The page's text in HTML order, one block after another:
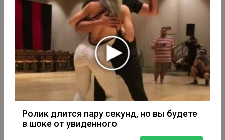
Ролик длится пару секунд, но вы будете
в шоке от увиденного